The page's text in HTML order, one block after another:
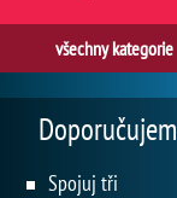
všechny kategorie
Spojuj tři